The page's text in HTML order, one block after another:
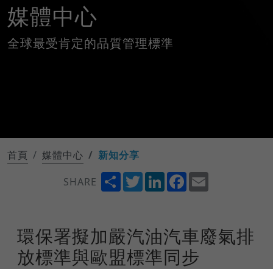
媒體中心
全球最受肯定的品質管理標準
首頁 媒體中心
新知分享
SHARE
ShareTwitterLinkedInFacebook
環保署擬加嚴汽油汽車廢氣排
放標準與歐盟標準同步